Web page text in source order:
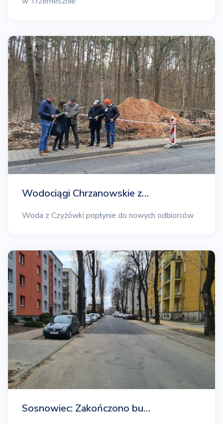
Wodociągi Chrzanowskie z…
Woda z Czyżówki popłynie do nowych odbiorców
Sosnowiec: Zakończono bu…